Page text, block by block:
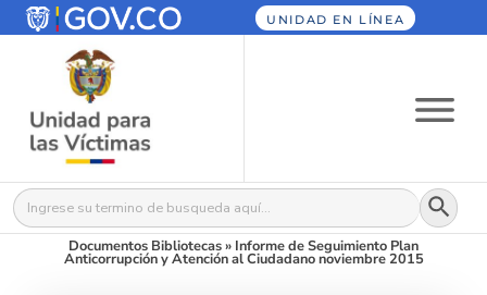
UNIDAD EN LÍNEA
Buscar: Botón
Documentos Bibliotecas» Informe de Seguimiento Plan
Anticorrupción y Atención al Ciudadano noviembre 2015